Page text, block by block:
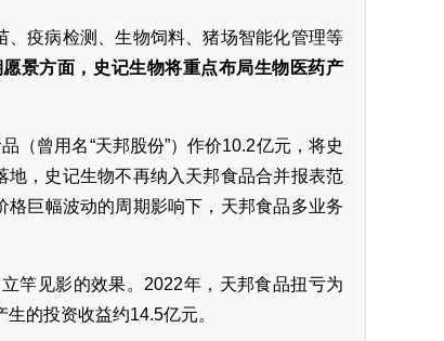
疫病检测、生物饲料、猪场智能化管理等
愿景方面，史记生物将重点布局生物医药产
（曾用名“天邦股份”）作价10.2亿元，将史
，史记生物不再纳入天邦食品合并报表范
巨幅波动的周期影响下，天邦食品多业务
竿见影的效果。2022年，天邦食品扭亏为
的投资收益约14.5亿元。